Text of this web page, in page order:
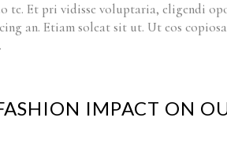
te. Et pri vidisse voluptaria, eligendi
an. Etiam soleat sit ut. Ut eos
IMPACT ON